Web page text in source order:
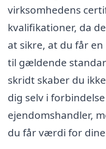
virksomhedens
kvalifikationer, da
at sikre, at du får
til gældende
skridt skaber du
dig selv i
ejendomshandler,
du får værdi for